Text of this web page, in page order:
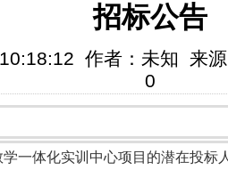
招标公告
作者：未知 来
0
一体化实训中心项目 的潜在投标